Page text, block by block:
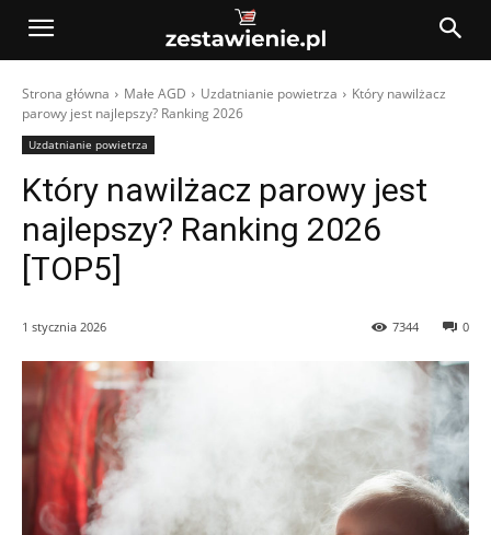
Strona główna Małe AGD Uzdatnianie powietrza
Który nawilżacz
parowy jest najlepszy? Ranking 2026
Uzdatnianie powietrza
Który nawilżacz parowy jest
najlepszy? Ranking 2026
[TOP5]
1 stycznia 2026 0
7344